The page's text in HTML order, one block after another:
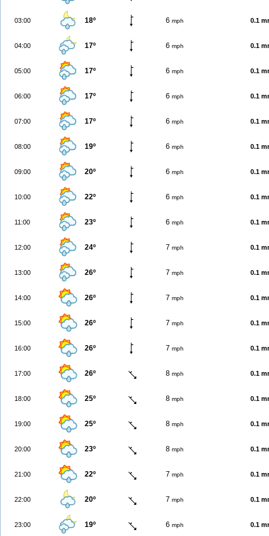
03:00 18º 6 mph 0.1
04:00 17º 6 mph 0.1
05:00 17º 6 mph 0.1
06:00 17º 6 mph 0.1
07:00 17º 6 mph 0.1
08:00 19º 6 mph 0.1
09:00 20º 6 mph 0.1
10:00 22º 6 mph 0.1
11:00 23º 6 mph 0.1
12:00 24º 7 mph 0.1
13:00 26º 7 mph 0.1
14:00 26º 7 mph 0.1
15:00 26º 7 mph 0.1
16:00 26º 7 mph 0.1
17:00 26º 8 mph 0.1
18:00 25º 8 mph 0.1
19:00 25º 8 mph 0.1
20:00 23º 8 mph 0.1
21:00 22º 7 mph 0.1
22:00 20º 7 mph 0.1
23:00 19º 6 mph 0.1